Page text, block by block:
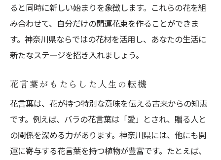
ると同時に新しい始まりを象徴します。これらの花を組
み合わせて、自分だけの開運花束を作ることができま
す。神奈川県ならではの花材を活用し、あなたの生活に
新たなステージを招き入れましょう。
花言葉がもたらした人生の転機
花言葉は、花が持つ特別な意味を伝える古来からの知恵
です。例えば、バラの花言葉は「愛」とされ、贈る人と
の関係を深める力があります。神奈川県には、他にも開
運に寄与する花言葉を持つ植物が豊富です。たとえば、